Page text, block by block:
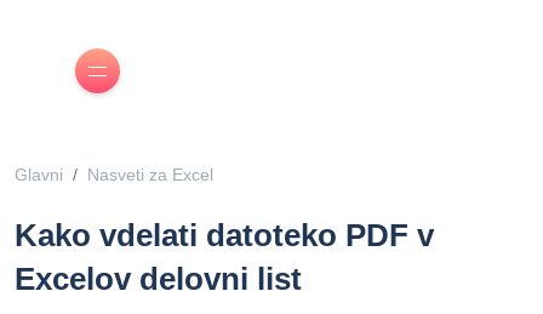
Glavni Nasveti za Excel
Kako vdelati datoteko PDF v
Excelov delovni list